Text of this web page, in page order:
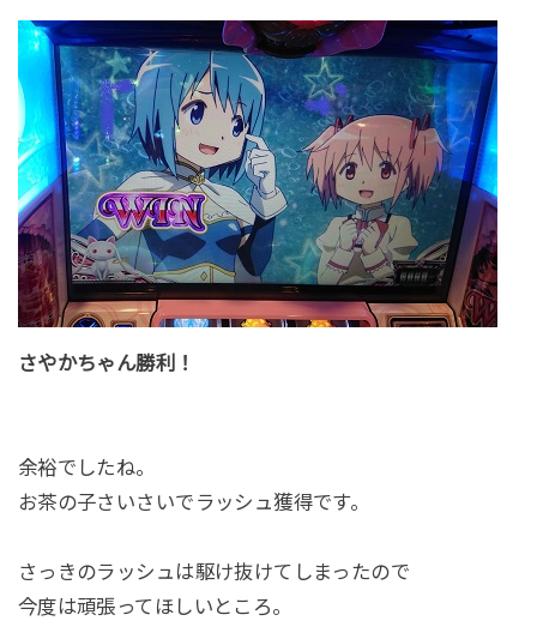
さやかちゃん勝利！
余裕でしたね。
お茶の子さいさいでラッシュ獲得です。
さっきのラッシュは駆け抜けてしまったので
今度は頑張ってほしいところ。